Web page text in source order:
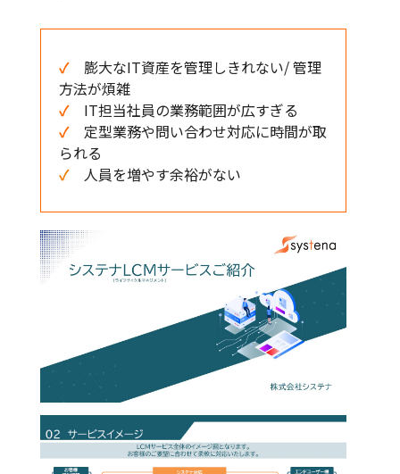
✓ 膨大なIT資産を管理しきれない/ 管理
方法が煩雑
✓
IT担当社員の業務範囲が広すぎる
✓
定型業務や問い合わせ対応に時間が取
られる
✓ 人員を増やす余裕がない